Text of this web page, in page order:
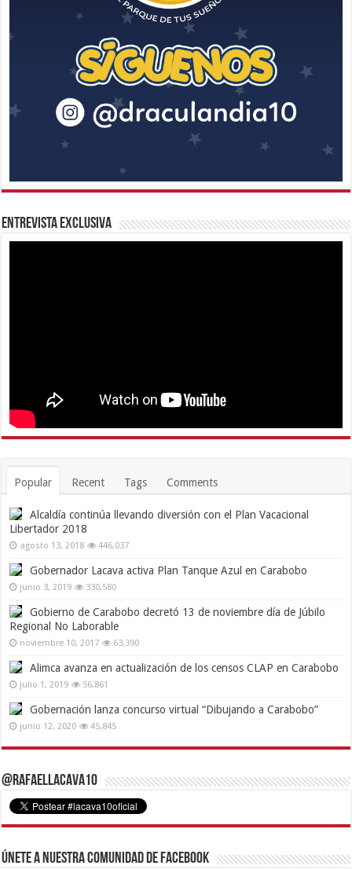
Entrevista Exclusiva
Popular Recent Tags Comments
Alcaldía continúa llevando diversión con el Plan Vacacional
Libertador 2018
agosto 13, 2018 446,037
Gobernador Lacava activa Plan Tanque Azul en Carabobo
junio 3, 2019 330,580
Gobierno de Carabobo decretó 13 de noviembre día de Júbilo
Regional No Laborable
noviembre 10, 2017 63,390
Alimca avanza en actualización de los censos CLAP en Carabobo
julio 1, 2019 56,861
Gobernación lanza concurso virtual “Dibujando a Carabobo”
junio 12, 2020 45,845
@RafaelLacava10
Únete a nuestra comunidad de Facebook